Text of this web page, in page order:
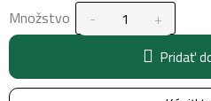
Množstvo
Pridať